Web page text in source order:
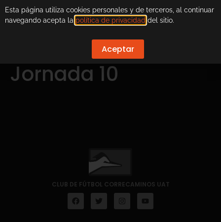
Jornada 10
CLUB DE FÚTBOL CORRECAMINOS UAT
Esta página utiliza cookies personales y de terceros, al continuar
navegando acepta la política de privacidad del sitio.
Aceptar